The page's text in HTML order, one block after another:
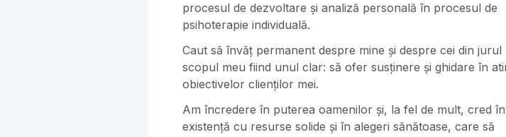
procesul de dezvoltare și analiză personală în ​procesul de
psihoterapie individuală.
Caut să învăț permanent despre mine și despre cei din jurul
scopul meu fiind unul ​clar: să ofer susținere și ghidare în
obiectivelor clienților mei.
Am încredere în puterea oamenilor și, la fel de mult, cred
existență cu resurse ​solide și în alegeri sănătoase, care să